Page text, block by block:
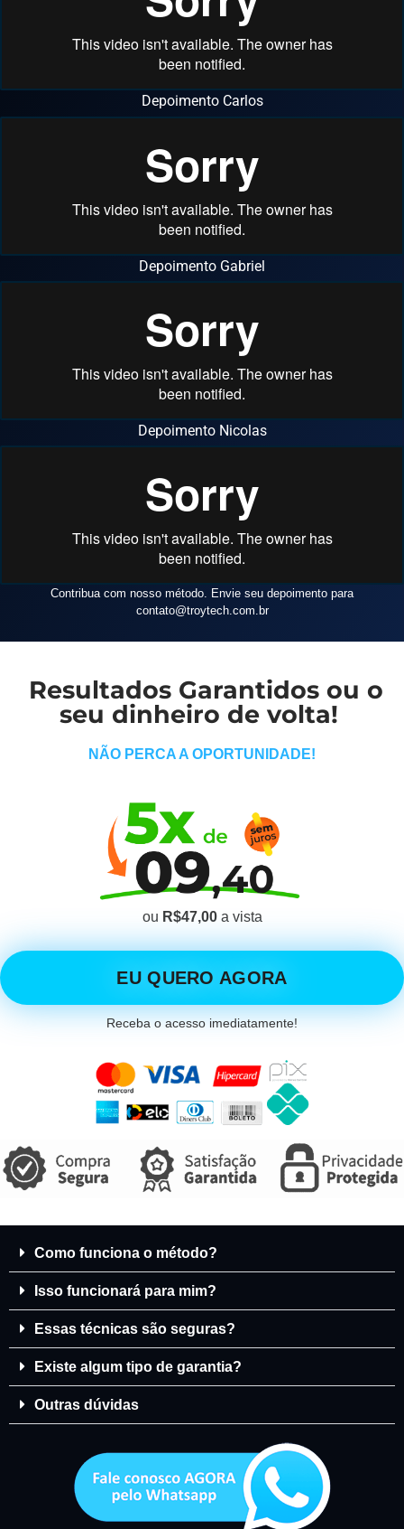
Depoimento Carlos
Depoimento Gabriel
Depoimento Nicolas
Contribua com nosso método. Envie seu depoimento para
contato@troytech.com.br
Resultados Garantidos ou o
seu dinheiro de volta!
NÃO PERCA A OPORTUNIDADE!
ou R$47,00a vista
EU QUERO AGORA
Receba o acesso imediatamente!
Como funciona o método?
Isso funcionará para mim?
Essas técnicas são seguras?
Existe algum tipo de garantia?
Outras dúvidas